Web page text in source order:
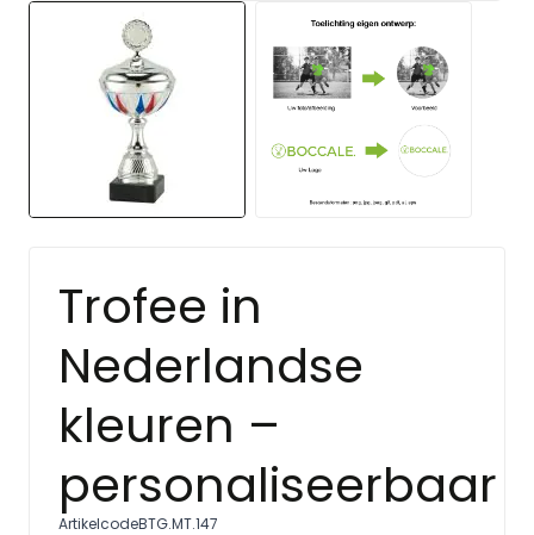
View larger image View larger image
Trofee in
Nederlandse
kleuren –
personaliseerbaar
ArtikelcodeBTG.MT.147